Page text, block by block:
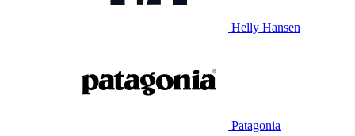
Helly Hansen
Patagonia